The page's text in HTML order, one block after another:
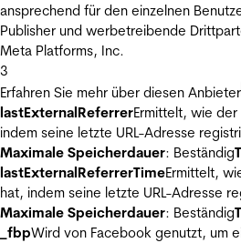
ansprechend für den einzelnen
Publisher und werbetreibende
Meta Platforms, Inc.
3
Erfahren Sie mehr über diesen Anbieter
lastExternalReferrerErmittelt, wie
indem seine letzte URL-Adresse
Maximale Speicherdauer: Beständig
lastExternalReferrerTimeErmittelt,
hat, indem seine letzte URL-Adresse
Maximale Speicherdauer: Beständig
_fbpWird von Facebook genutzt, um